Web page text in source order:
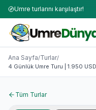
Umre turlarını karşılaştır!
Umre Turları 2026-2027 |
4 Günlük Umre Turu |
Ana Sayfa/Turlar/
4 Günlük Umre Turu | 1.950
Tüm Turlar